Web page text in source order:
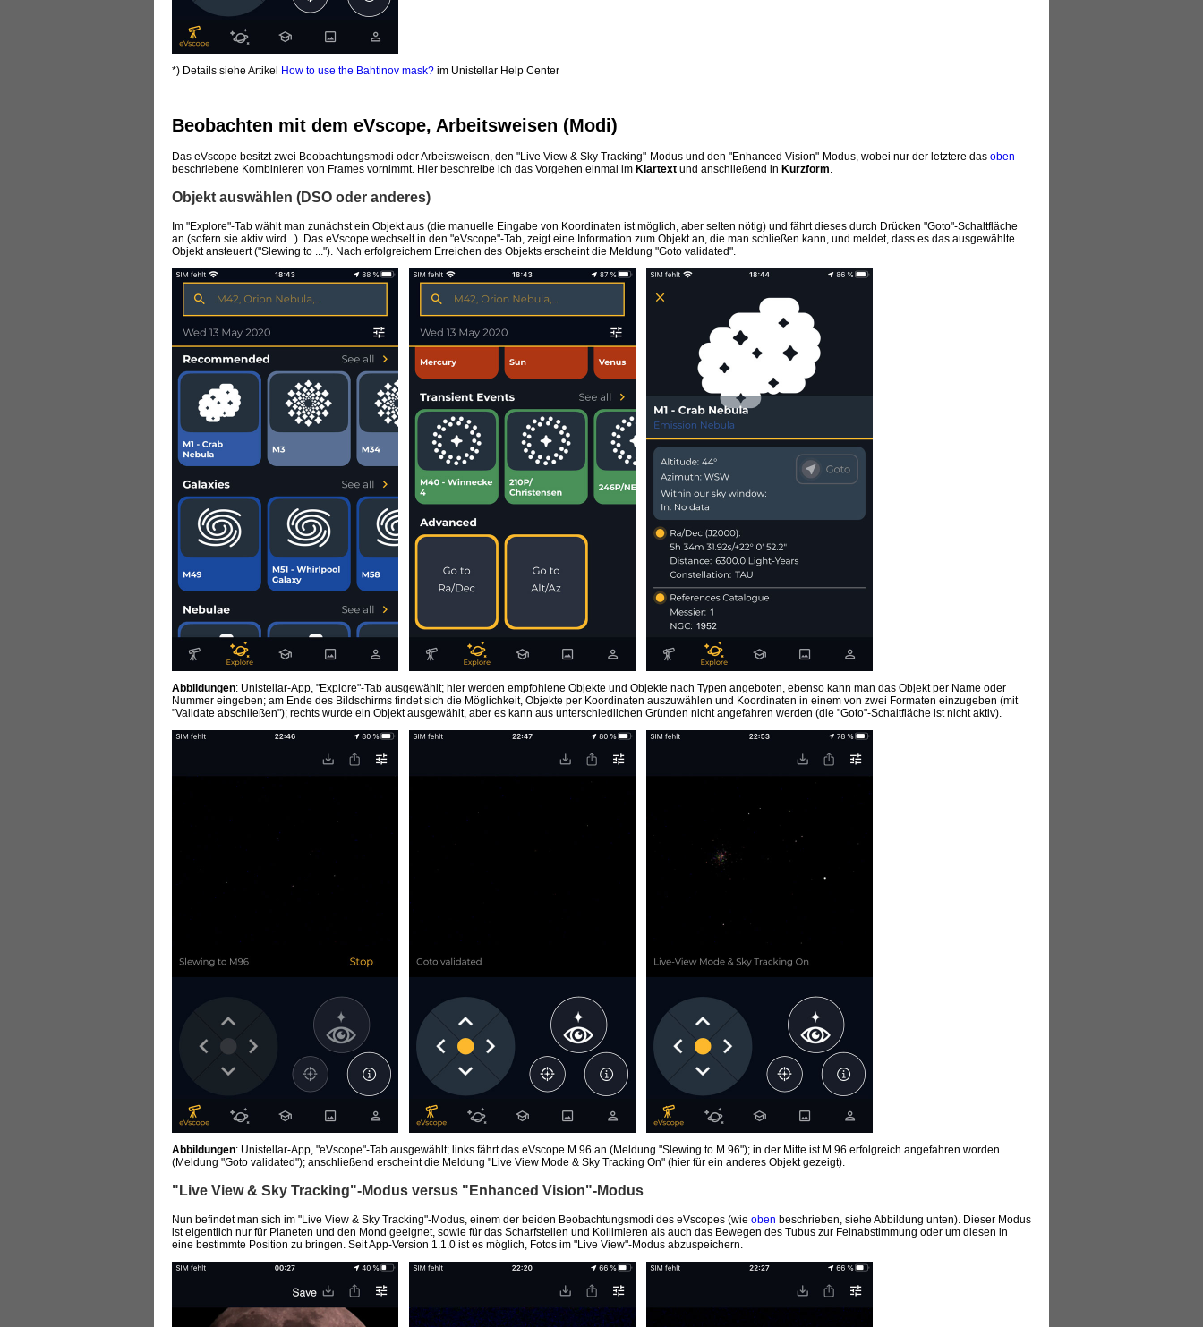
*) Details siehe Artikel How to use the Bahtinov mask? im Unistellar Help Center
Beobachten mit dem eVscope, Arbeitsweisen (Modi)
Das eVscope besitzt zwei Beobachtungsmodi oder Arbeitsweisen, den "Live View & Sky Tracking"-Modus und den "Enhanced Vision"-Modus, wobei nur der letztere das oben
beschriebene Kombinieren von Frames vornimmt. Hier beschreibe ich das Vorgehen einmal im Klartext und anschließend in Kurzform.
Objekt auswählen (DSO oder anderes)
Im "Explore"-Tab wählt man zunächst ein Objekt aus (die manuelle Eingabe von Koordinaten ist möglich, aber selten nötig) und fährt dieses durch Drücken "Goto"-Schaltfläche
an (sofern sie aktiv wird...). Das eVscope wechselt in den "eVscope"-Tab, zeigt eine Information zum Objekt an, die man schließen kann, und meldet, dass es das ausgewählte
Objekt ansteuert ("Slewing to ..."). Nach erfolgreichem Erreichen des Objekts erscheint die Meldung "Goto validated".
Abbildungen: Unistellar-App, "Explore"-Tab ausgewählt; hier werden empfohlene Objekte und Objekte nach Typen angeboten, ebenso kann man das Objekt per Name oder
Nummer eingeben; am Ende des Bildschirms findet sich die Möglichkeit, Objekte per Koordinaten auszuwählen und Koordinaten in einem von zwei Formaten einzugeben (mit
"Validate abschließen"); rechts wurde ein Objekt ausgewählt, aber es kann aus unterschiedlichen Gründen nicht angefahren werden (die "Goto"-Schaltfläche ist nicht aktiv).
Abbildungen: Unistellar-App, "eVscope"-Tab ausgewählt; links fährt das eVscope M 96 an (Meldung "Slewing to M 96"); in der Mitte ist M 96 erfolgreich angefahren worden
(Meldung "Goto validated"); anschließend erscheint die Meldung "Live View Mode & Sky Tracking On" (hier für ein anderes Objekt gezeigt).
"Live View & Sky Tracking"-Modus versus "Enhanced Vision"-Modus
Nun befindet man sich im "Live View & Sky Tracking"-Modus, einem der beiden Beobachtungsmodi des eVscopes (wie oben beschrieben, siehe Abbildung unten). Dieser Modus
ist eigentlich nur für Planeten und den Mond geeignet, sowie für das Scharfstellen und Kollimieren als auch das Bewegen des Tubus zur Feinabstimmung oder um diesen in
eine bestimmte Position zu bringen. Seit App-Version 1.1.0 ist es möglich, Fotos im "Live View"-Modus abzuspeichern.